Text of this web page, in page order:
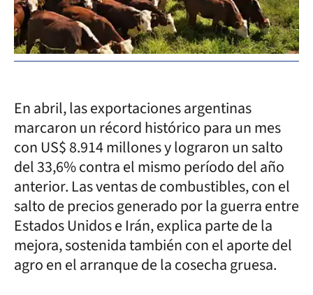
En abril, las exportaciones argentinas
marcaron un récord histórico para un mes
con US$ 8.914 millones y lograron un salto
del 33,6% contra el mismo período del año
anterior. Las ventas de combustibles, con el
salto de precios generado por la guerra entre
Estados Unidos e Irán, explica parte de la
mejora, sostenida también con el aporte del
agro en el arranque de la cosecha gruesa.